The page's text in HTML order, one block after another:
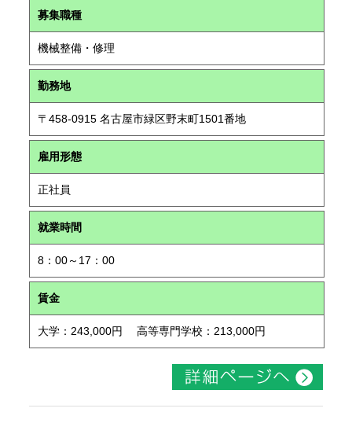
募集職種
機械整備・修理
勤務地
〒458-0915 名古屋市緑区野末町1501番地
雇用形態
正社員
就業時間
8：00～17：00
賃金
大学：243,000円 高等専門学校：213,000円